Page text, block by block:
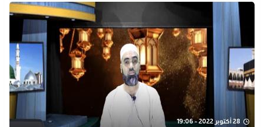
28 أكتوبر 2022 - 19:06